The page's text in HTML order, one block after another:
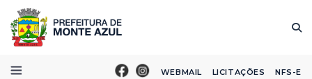
WEBMAIL LICITAÇÕES NFS-E